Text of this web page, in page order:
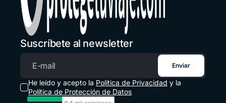
+502 2 3141396
Honduras
+1 914 826 8771
México
Panamá
+507 833 7978
Suscríbete al newsletter
Correo electrónico
Enviar
He leído y acepto la Política de Privacidad y la
Política de Protección de Datos